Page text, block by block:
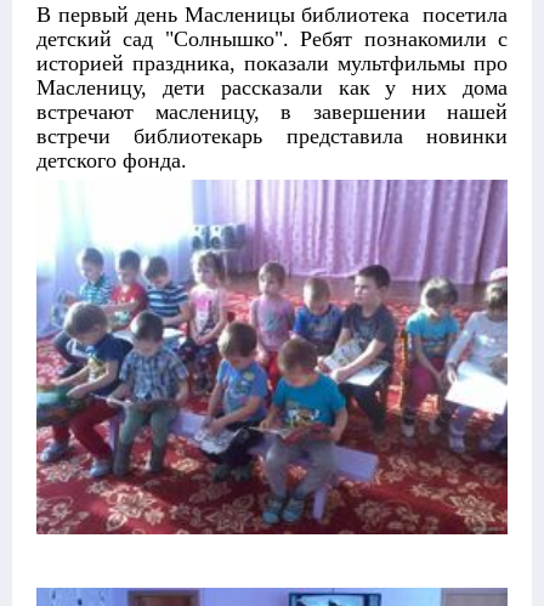
В первый день Масленицы библиотека посетила
детский сад "Солнышко". Ребят познакомили с
историей праздника, показали мультфильмы про
Масленицу, дети рассказали как у них дома
встречают масленицу, в завершении нашей
встречи библиотекарь представила новинки
детского фонда.